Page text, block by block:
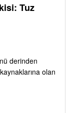
Tuz
derinden
olan